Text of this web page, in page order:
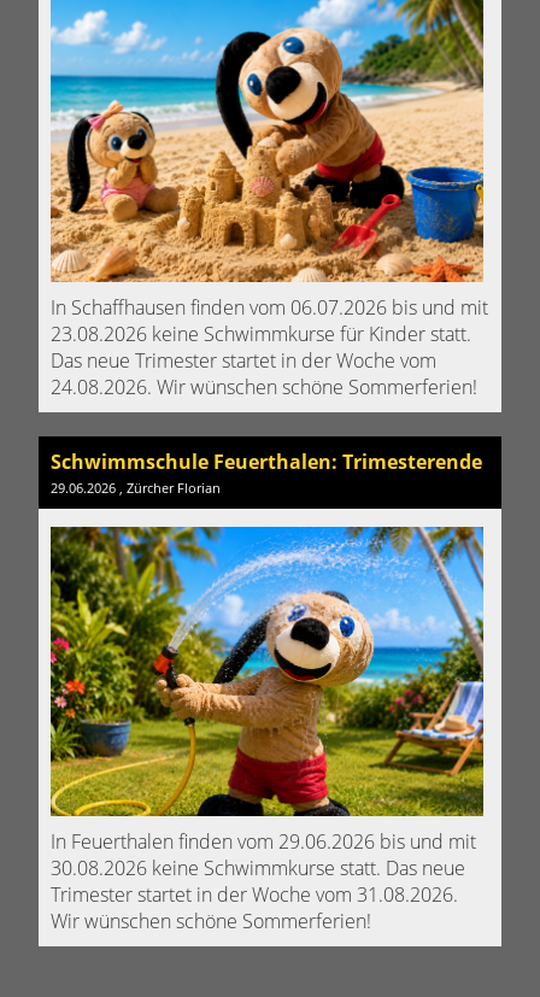
In Schaffhausen finden vom 06.07.2026 bis und mit
23.08.2026 keine Schwimmkurse für Kinder statt.
Das neue Trimester startet in der Woche vom
24.08.2026. Wir wünschen schöne Sommerferien!
Schwimmschule Feuerthalen: Trimesterende
29.06.2026 , Zürcher Florian
In Feuerthalen finden vom 29.06.2026 bis und mit
30.08.2026 keine Schwimmkurse statt. Das neue
Trimester startet in der Woche vom 31.08.2026.
Wir wünschen schöne Sommerferien!